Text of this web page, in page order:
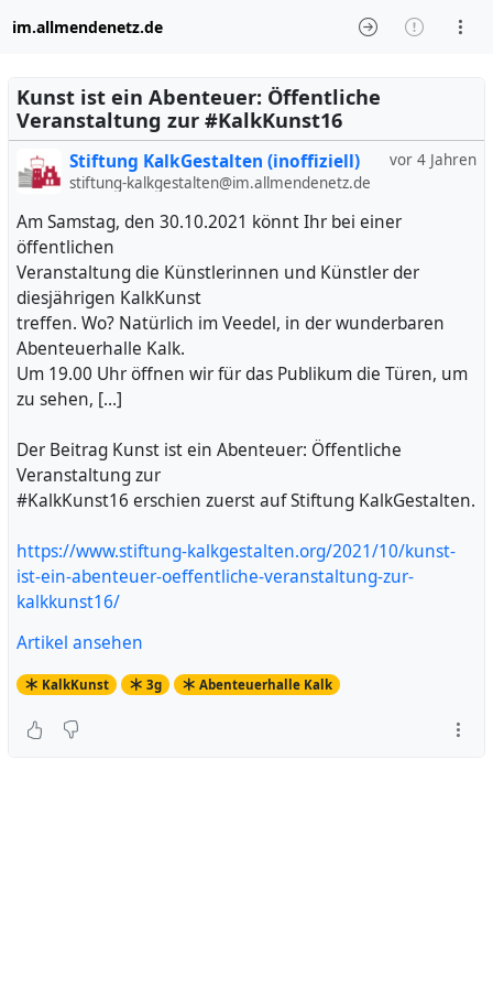
im.allmendenetz.de
Kunst ist ein Abenteuer: Öffentliche
Veranstaltung zur #KalkKunst16
vor 4 Jahren
Stiftung KalkGestalten (inoffiziell)
stiftung-kalkgestalten@im.allmendenetz.de
Am Samstag, den 30.10.2021 könnt Ihr bei einer
öffentlichen
Veranstaltung die Künstlerinnen und Künstler der
diesjährigen KalkKunst
treffen. Wo? Natürlich im Veedel, in der wunderbaren
Abenteuerhalle Kalk.
Um 19.00 Uhr öffnen wir für das Publikum die Türen, um
zu sehen, […]
Der Beitrag Kunst ist ein Abenteuer: Öffentliche
Veranstaltung zur
#KalkKunst16 erschien zuerst auf Stiftung KalkGestalten.
https://www.stiftung-kalkgestalten.org/2021/10/kunst-
ist-ein-abenteuer-oeffentliche-veranstaltung-zur-
kalkkunst16/
Artikel ansehen
KalkKunst 3g Abenteuerhalle Kalk